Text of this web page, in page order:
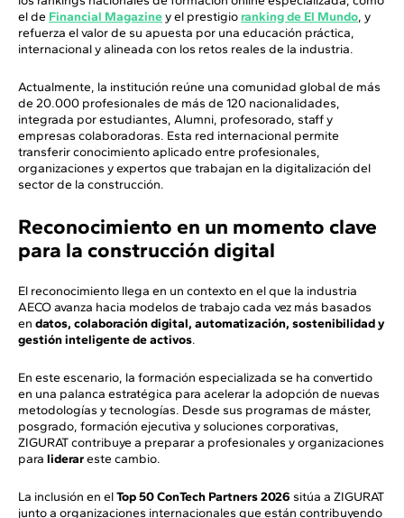
el de Financial Magaziney el prestigioranking de El Mundo, y
refuerza el valor de su apuesta por una educación práctica,
internacional y alineada con los retos reales de la industria.
Actualmente, la institución reúne una comunidad global de más
de 20.000 profesionales de más de 120 nacionalidades,
integrada por estudiantes, Alumni, profesorado, staff y
empresas colaboradoras. Esta red internacional permite
transferir conocimiento aplicado entre profesionales,
organizaciones y expertos que trabajan en la digitalización del
sector de la construcción.
Reconocimiento en un momento clave
para la construcción digital
El reconocimiento llega en un contexto en el que la industria
AECO avanza hacia modelos de trabajo cada vez más basados
en datos, colaboración digital, automatización, sostenibilidad y
gestión inteligente de activos.
En este escenario, la formación especializada se ha convertido
en una palanca estratégica para acelerar la adopción de nuevas
metodologías y tecnologías. Desde sus programas de máster,
posgrado, formación ejecutiva y soluciones corporativas,
ZIGURAT contribuye a preparar a profesionales y organizaciones
para liderareste cambio.
La inclusión en elTop 50 ConTech Partners 2026 sitúa a ZIGURAT
junto a organizaciones internacionales que están contribuyendo